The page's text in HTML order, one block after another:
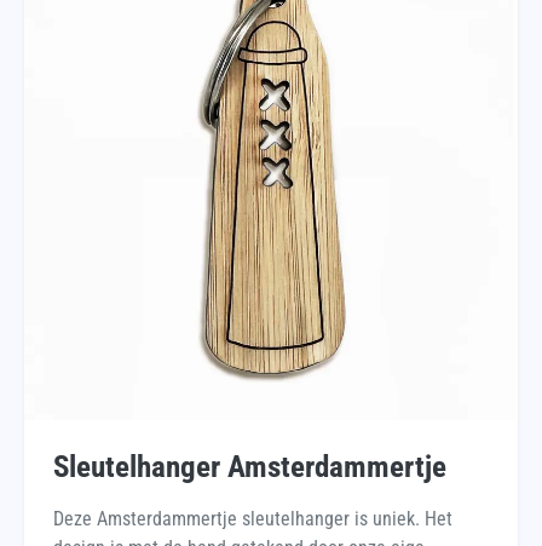
Sleutelhanger Amsterdammertje
Deze Amsterdammertje sleutelhanger is uniek. Het